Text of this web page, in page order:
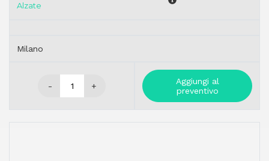
Alzate
Milano
- +
Aggiungi al
preventivo